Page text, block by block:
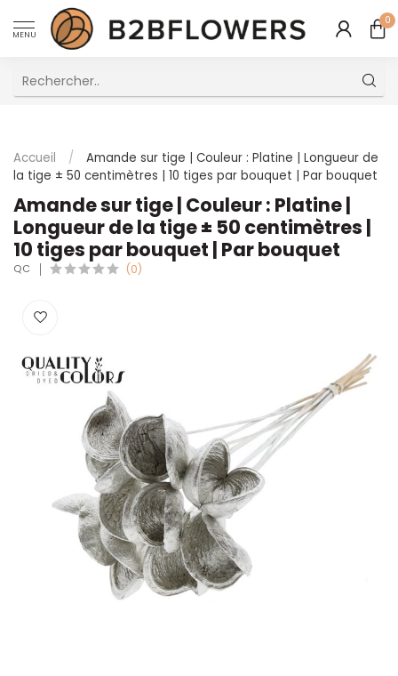
MENU
0
Accueil /
Amande sur tige | Couleur : Platine | Longueur de
la tige ± 50 centimètres | 10 tiges par bouquet | Par bouquet
Amande sur tige | Couleur : Platine |
Longueur de la tige ± 50 centimètres |
10 tiges par bouquet | Par bouquet
QC (0)